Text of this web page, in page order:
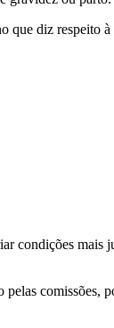
que diz respeito à
condições mais
comissões,